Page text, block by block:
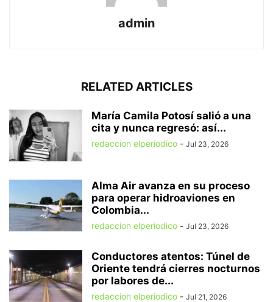
admin
RELATED ARTICLES
María Camila Potosí salió a una
cita y nunca regresó: así...
redaccion elperiodico - Jul 23, 2026
Alma Air avanza en su proceso
para operar hidroaviones en
Colombia...
redaccion elperiodico - Jul 23, 2026
Conductores atentos: Túnel de
Oriente tendrá cierres nocturnos
por labores de...
redaccion elperiodico - Jul 21, 2026